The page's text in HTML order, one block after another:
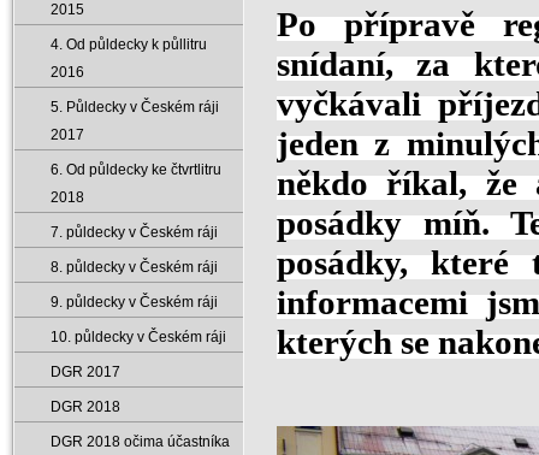
Po přípravě
snídaní, za
vyčkávali
jeden z
někdo říkal, že
posádky míň.
posádky,
informacemi
kterých se
2015
4. Od půldecky k půllitru
2016
5. Půldecky v Českém ráji
2017
6. Od půldecky ke čtvrtlitru
2018
7. půldecky v Českém ráji
8. půldecky v Českém ráji
9. půldecky v Českém ráji
10. půldecky v Českém ráji
DGR 2017
DGR 2018
DGR 2018 očima účastníka